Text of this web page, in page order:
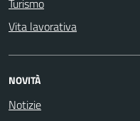
Turismo
Vita lavorativa
NOVITÀ
Notizie